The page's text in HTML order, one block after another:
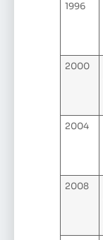
1996
2000
2004
2008